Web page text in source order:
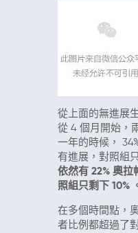
從上面的無進展
從 4 個月開始，
一年的時候，
有進展，對照組
依然有 22% 奧拉
照組只剩下 10%
在多個時間點，
者比例都超過了